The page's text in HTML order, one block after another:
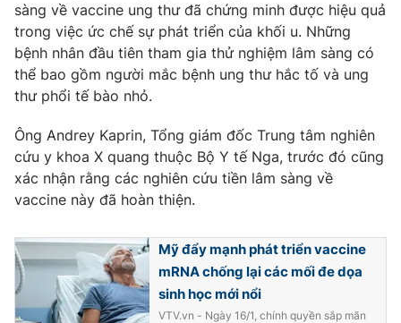
VTV Money VTV Thể thao
VTV Sức khoẻ Bất động sản
Thị trường 24h Tấm lòng Việt
VTV4 Vươn mình bằng AI
VTV9 VTV8
Liên hệ tòa soạn English
sàng về vaccine ung thư đã chứng minh được hiệu quả
trong việc ức chế sự phát triển của khối u. Những
bệnh nhân đầu tiên tham gia thử nghiệm lâm sàng có
thể bao gồm người mắc bệnh ung thư hắc tố và ung
thư phổi tế bào nhỏ.
Ông Andrey Kaprin, Tổng giám đốc Trung tâm nghiên
cứu y khoa X quang thuộc Bộ Y tế Nga, trước đó cũng
xác nhận rằng các nghiên cứu tiền lâm sàng về
vaccine này đã hoàn thiện.
Mỹ đẩy mạnh phát triển vaccine
mRNA chống lại các mối đe dọa
sinh học mới nổi
VTV.vn - Ngày 16/1, chính quyền sắp mãn